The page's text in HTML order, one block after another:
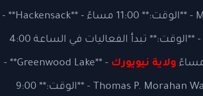
**التاريخ:** 3 و4 يوليو - **المكان:** ملعب Metlife - **الوقت:** 11:00 مساءً - **Hackensack** -
**التاريخ:** 4 يوليو - **المكان:** حديقة Foschini - **الوقت:** تبدأ الفعاليات في الساعة 4:00
ولاية نيويورك - **Greenwood Lake** -
**التاريخ:** 6 يوليو - **المكان:** حديقة Thomas P. Morahan Waterfront - **الوقت:** 9:00